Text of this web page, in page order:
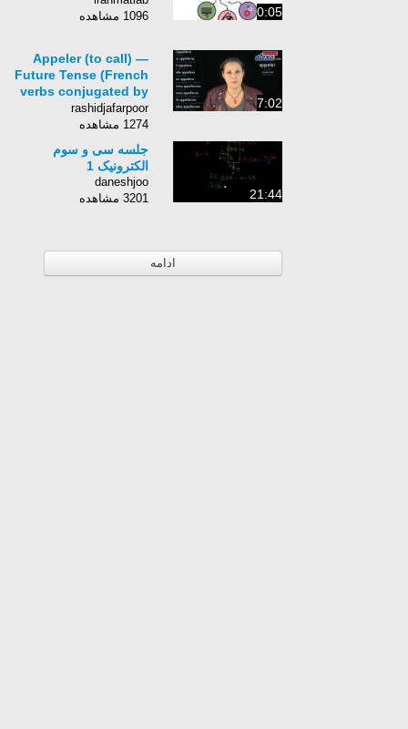
0:05
1096 مشاهده
7:02
Appeler (to call) —
Future Tense (French
verbs conjugated by
Learn French With
Alexa)
rashidjafarpoor
1274 مشاهده
21:44
جلسه سی و سوم
الکترونیک 1
daneshjoo
3201 مشاهده
ادامه